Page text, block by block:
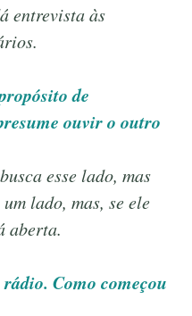
entrevista às
de
ouvir o outro
esse lado, mas
lado, mas, se ele
aberta.
Como começou